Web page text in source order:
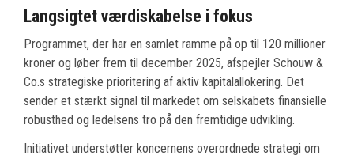
Langsigtet værdiskabelse i fokus
Programmet, der har en samlet ramme på op til 120 millioner
kroner og løber frem til december 2025, afspejler Schouw &
Co.s strategiske prioritering af aktiv kapitalallokering. Det
sender et stærkt signal til markedet om selskabets finansielle
robusthed og ledelsens tro på den fremtidige udvikling.
Initiativet understøtter koncernens overordnede strategi om